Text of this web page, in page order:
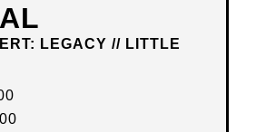
LEGACY // LITTLE